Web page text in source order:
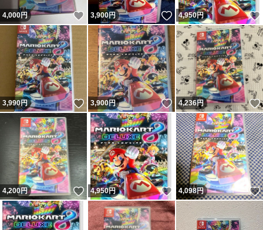
4,000円 いいね！
3,900円 いいね！
4,950円
3,990円 いいね！
3,900円 いいね！
4,236円
4,200円 いいね！
4,950円 いいね！
4,098円